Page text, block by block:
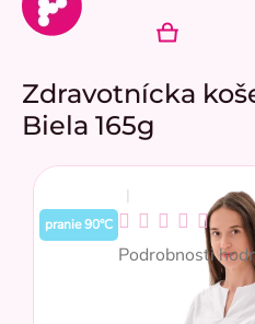
NÁKUPNÝ
Zdravotnícka
Biela 165g
pranie 90°C Priemerné
hodnotenie
Podrobnosti